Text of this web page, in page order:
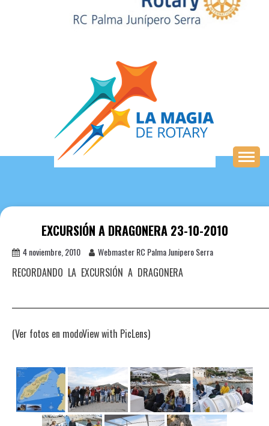
EXCURSIÓN A DRAGONERA 23-10-2010
4 noviembre, 2010 Webmaster RC Palma Junipero Serra
RECORDANDO LA EXCURSIÓN A DRAGONERA
(Ver fotos en modoView with PicLens)